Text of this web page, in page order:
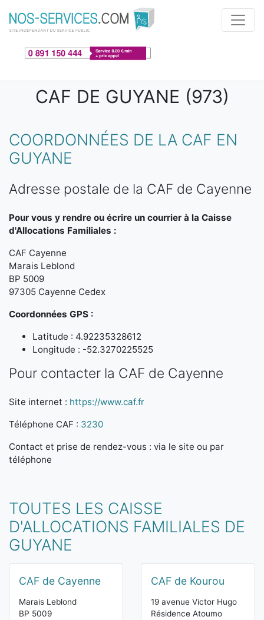
Aller au contenu principal
CAF DE GUYANE (973)
COORDONNÉES DE LA CAF EN
GUYANE
Adresse postale de la CAF de Cayenne
Pour vous y rendre ou écrire un courrier à la Caisse
d'Allocations Familiales :
CAF Cayenne
Marais Leblond
BP 5009
97305 Cayenne Cedex
Coordonnées GPS :
Latitude : 4.92235328612
Longitude : -52.3270225525
Pour contacter la CAF de Cayenne
Site internet : https://www.caf.fr
Téléphone CAF : 3230
Contact et prise de rendez-vous : via le site ou par
téléphone
TOUTES LES CAISSE
D'ALLOCATIONS FAMILIALES DE
GUYANE
CAF de Cayenne
Marais Leblond
BP 5009
CAF de Kourou
19 avenue Victor Hugo
Résidence Atoumo